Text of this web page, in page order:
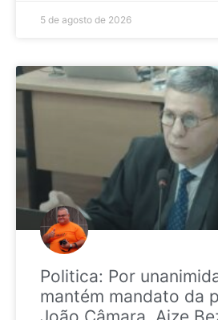
5 de agosto de 2026
Politica: Por
mantém mandato da